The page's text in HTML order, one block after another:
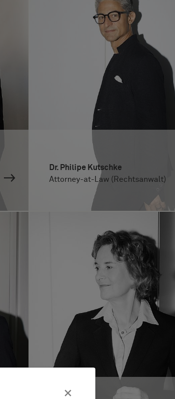
Dr. Philipe Kutschke
Attorney-at-Law (Rechtsanwalt)
×